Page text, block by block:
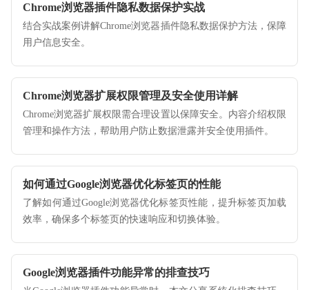
Chrome浏览器插件隐私数据保护实战
结合实战案例讲解Chrome浏览器插件隐私数据保护方法，保障
用户信息安全。
Chrome浏览器扩展权限管理及安全使用详解
Chrome浏览器扩展权限需合理设置以保障安全。内容介绍权限
管理和操作方法，帮助用户防止数据泄露并安全使用插件。
如何通过Google浏览器优化标签页的性能
了解如何通过Google浏览器优化标签页性能，提升标签页加载
效率，确保多个标签页的快速响应和切换体验。
Google浏览器插件功能异常的排查技巧